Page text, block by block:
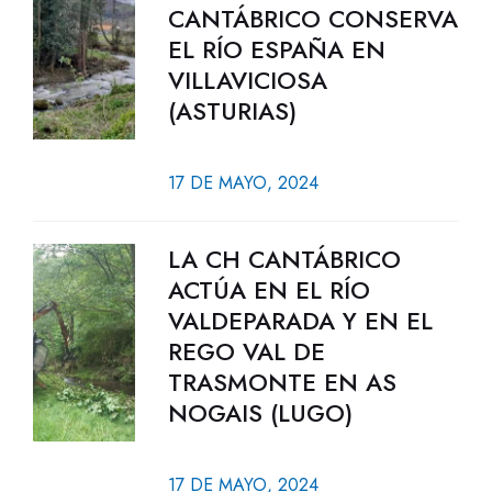
CANTÁBRICO CONSERVA
EL RÍO ESPAÑA EN
VILLAVICIOSA
(ASTURIAS)
17 DE MAYO, 2024
LA CH CANTÁBRICO
ACTÚA EN EL RÍO
VALDEPARADA Y EN EL
REGO VAL DE
TRASMONTE EN AS
NOGAIS (LUGO)
17 DE MAYO, 2024